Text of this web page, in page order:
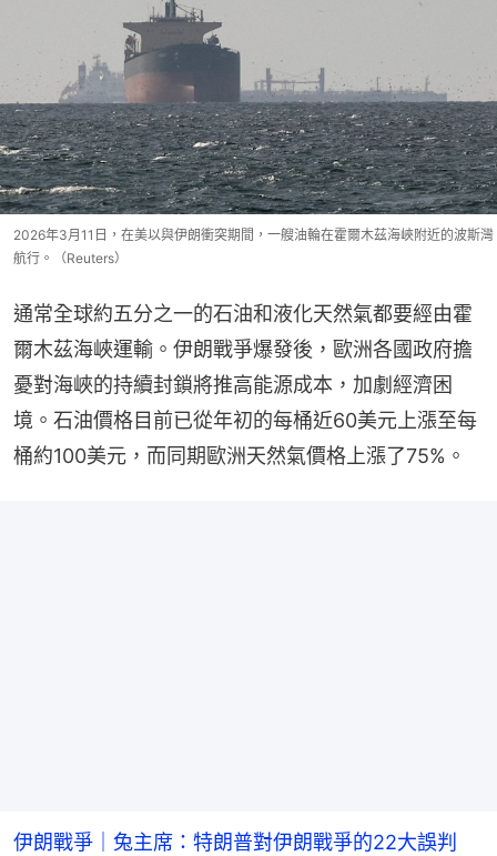
2026年3月11日，在美以與伊朗衝突期間，一艘油輪在霍爾木茲海峽附近的波斯灣
航行。（Reuters）
通常全球約五分之一的石油和液化天然氣都要經由霍
爾木茲海峽運輸。伊朗戰爭爆發後，歐洲各國政府擔
憂對海峽的持續封鎖將推高能源成本，加劇經濟困
境。石油價格目前已從年初的每桶近60美元上漲至每
桶約100美元，而同期歐洲天然氣價格上漲了75%。
伊朗戰爭｜兔主席：特朗普對伊朗戰爭的22大誤判